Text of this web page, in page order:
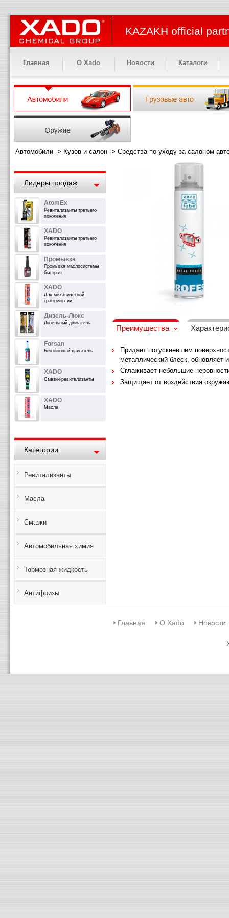
KAZAKH official
Главная О Xado Новости Каталоги
Автомобили -> Кузов и салон -> Средства по уходу за салоном
Лидеры продаж
AtomEx
Ревитализанты третьего
поколения
XADO
Ревитализанты третьего
поколения
Промывка
Промывка маслосистемы
быстрая
XADO
Для механической
трансмиссии
Дизель-Люкс
Дизельный двигатель
Forsan
Бензиновый двигатель
XADO
Смазки-ревитализанты
XADO
Масла
Категории
Ревитализанты
Масла
Смазки
Автомобильная химия
Тормозная жидкость
Антифризы
Преимущества
Придает потускневшим
металлический блеск, обновляет
Сглаживает небольшие
Защищает от воздействия
Главная О Xado Новости